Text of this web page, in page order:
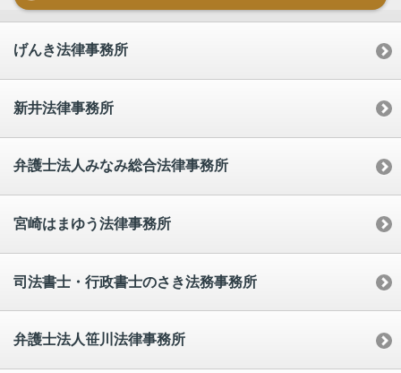
げんき法律事務所
新井法律事務所
弁護士法人みなみ総合法律事務所
宮崎はまゆう法律事務所
司法書士・行政書士のさき法務事務所
弁護士法人笹川法律事務所